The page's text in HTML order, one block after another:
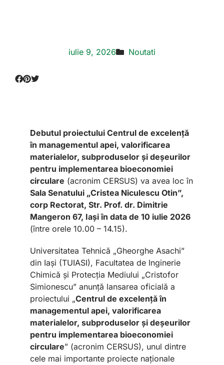
iulie 9, 2026 Noutati
Debutul proiectului Centrul de excelență
în managementul apei, valorificarea
materialelor, subproduselor și deșeurilor
pentru implementarea bioeconomiei
circulare (acronim CERSUS) va avea loc în
Sala Senatului „Cristea Niculescu Otin”,
corp Rectorat, Str. Prof. dr. Dimitrie
Mangeron 67, Iași în data de 10 iulie 2026
(între orele 10.00 – 14.15).
Universitatea Tehnică „Gheorghe Asachi”
din Iași (TUIASI), Facultatea de Inginerie
Chimică și Protecția Mediului „Cristofor
Simionescu” anunță lansarea oficială a
proiectului „Centrul de excelență în
managementul apei, valorificarea
materialelor, subproduselor și deșeurilor
pentru implementarea bioeconomiei
circulare” (acronim CERSUS), unul dintre
cele mai importante proiecte naționale